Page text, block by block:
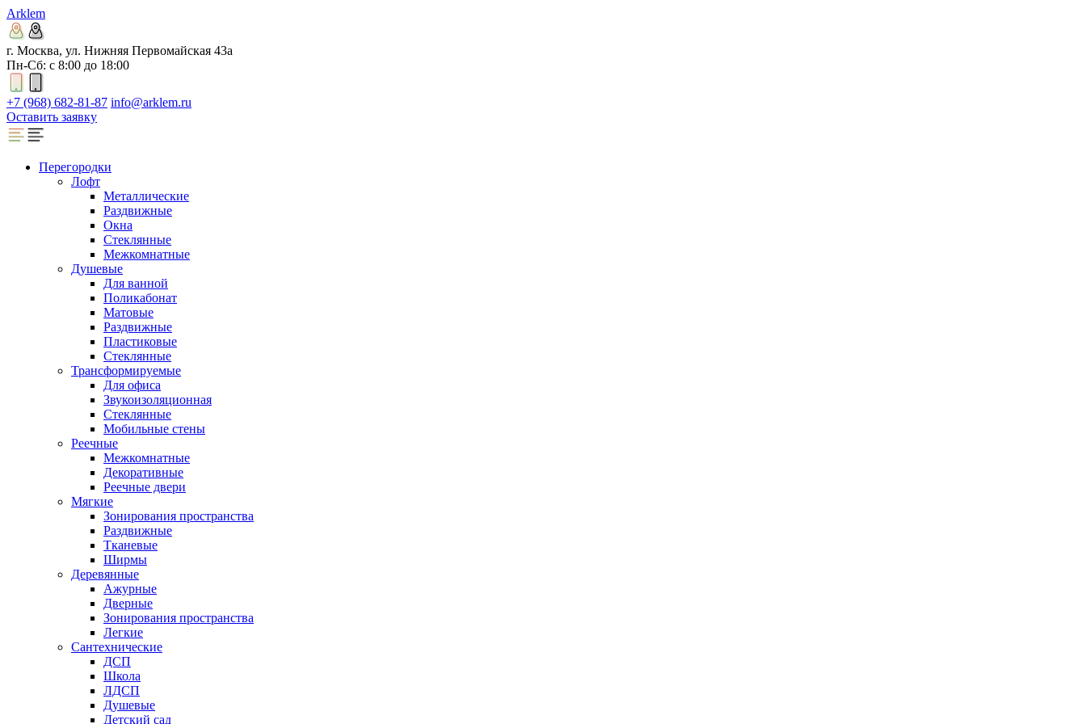
Arklem
г. Москва, ул. Нижняя Первомайская 43а
Пн-Сб: с 8:00 до 18:00
+7 (968) 682-81-87 info@arklem.ru
Оставить заявку
Перегородки
Лофт
Металлические
Раздвижные
Окна
Стеклянные
Межкомнатные
Душевые
Для ванной
Поликабонат
Матовые
Раздвижные
Пластиковые
Стеклянные
Трансформируемые
Для офиса
Звукоизоляционная
Стеклянные
Мобильные стены
Реечные
Межкомнатные
Декоративные
Реечные двери
Мягкие
Зонирования пространства
Раздвижные
Тканевые
Ширмы
Деревянные
Ажурные
Дверные
Зонирования пространства
Легкие
Сантехнические
ДСП
Школа
ЛДСП
Душевые
Детский сад